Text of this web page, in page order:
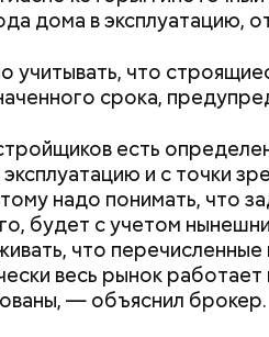
дома в эксплуатацию,
учитывать, что
срока,
есть
эксплуатацию и с точки
надо понимать, что
будет с учетом
что перечисленные
весь рынок
— объяснил брокер.
предприятиями,
токсические вещества.
мы постоянно были
замеры радиации. Время
есть работа. Ее надо
будут
переводы при
вредоносного
устройствах клиентов